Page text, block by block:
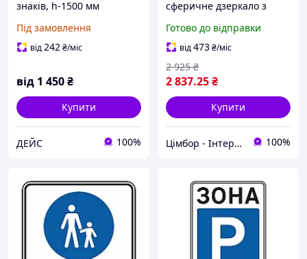
знаків, h-1500 мм
Під замовлення
від242₴/міс
від 1 450₴
Купити
ДЕЙС 100%
сферичне дзеркало з
Готово до відправки
від473₴/міс
2 837.25₴
2 925 ₴
Купити
Цімбор - Інтернет магазин корисних речей 100%